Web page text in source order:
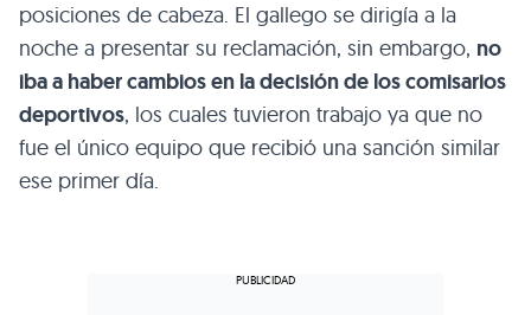
posiciones de cabeza. El gallego se dirigía a la
noche a presentar su reclamación, sin embargo, no
iba a haber cambios en la decisión de los comisarios
deportivos, los cuales tuvieron trabajo ya que no
fue el único equipo que recibió una sanción similar
ese primer día.